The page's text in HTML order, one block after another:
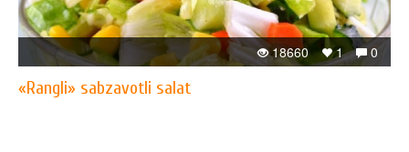
0
1
18660
«Rangli» sabzavotli salat